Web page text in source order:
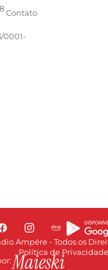
0001-
Contato
Ampére - Todos os
Política de Privacidade